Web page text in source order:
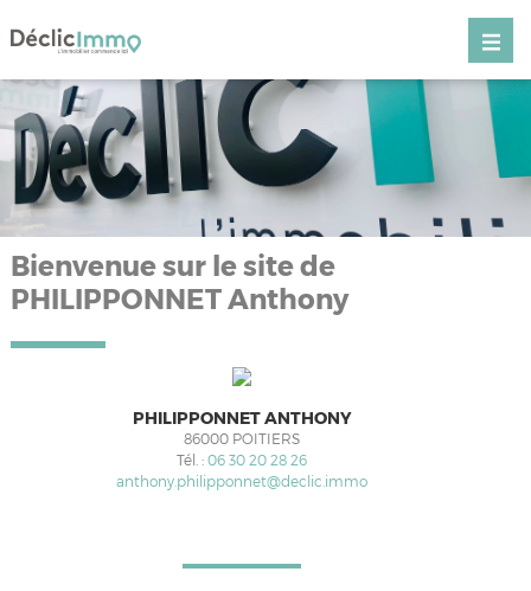
Bienvenue sur le site de
PHILIPPONNET Anthony
PHILIPPONNET ANTHONY
86000 POITIERS
Tél. : 06 30 20 28 26
anthony.philipponnet@declic.immo